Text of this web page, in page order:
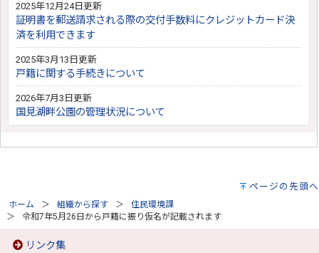
2025年12月24日更新
証明書を郵送請求される際の交付手数料にクレジットカード決
済を利用できます
2025年3月13日更新
戸籍に関する手続きについて
2026年7月3日更新
国見湖畔公園の管理状況について
ページの先頭へ
ホーム 組織から探す
住民環境課
令和7年5月26日から戸籍に振り仮名が記載されます
リンク集